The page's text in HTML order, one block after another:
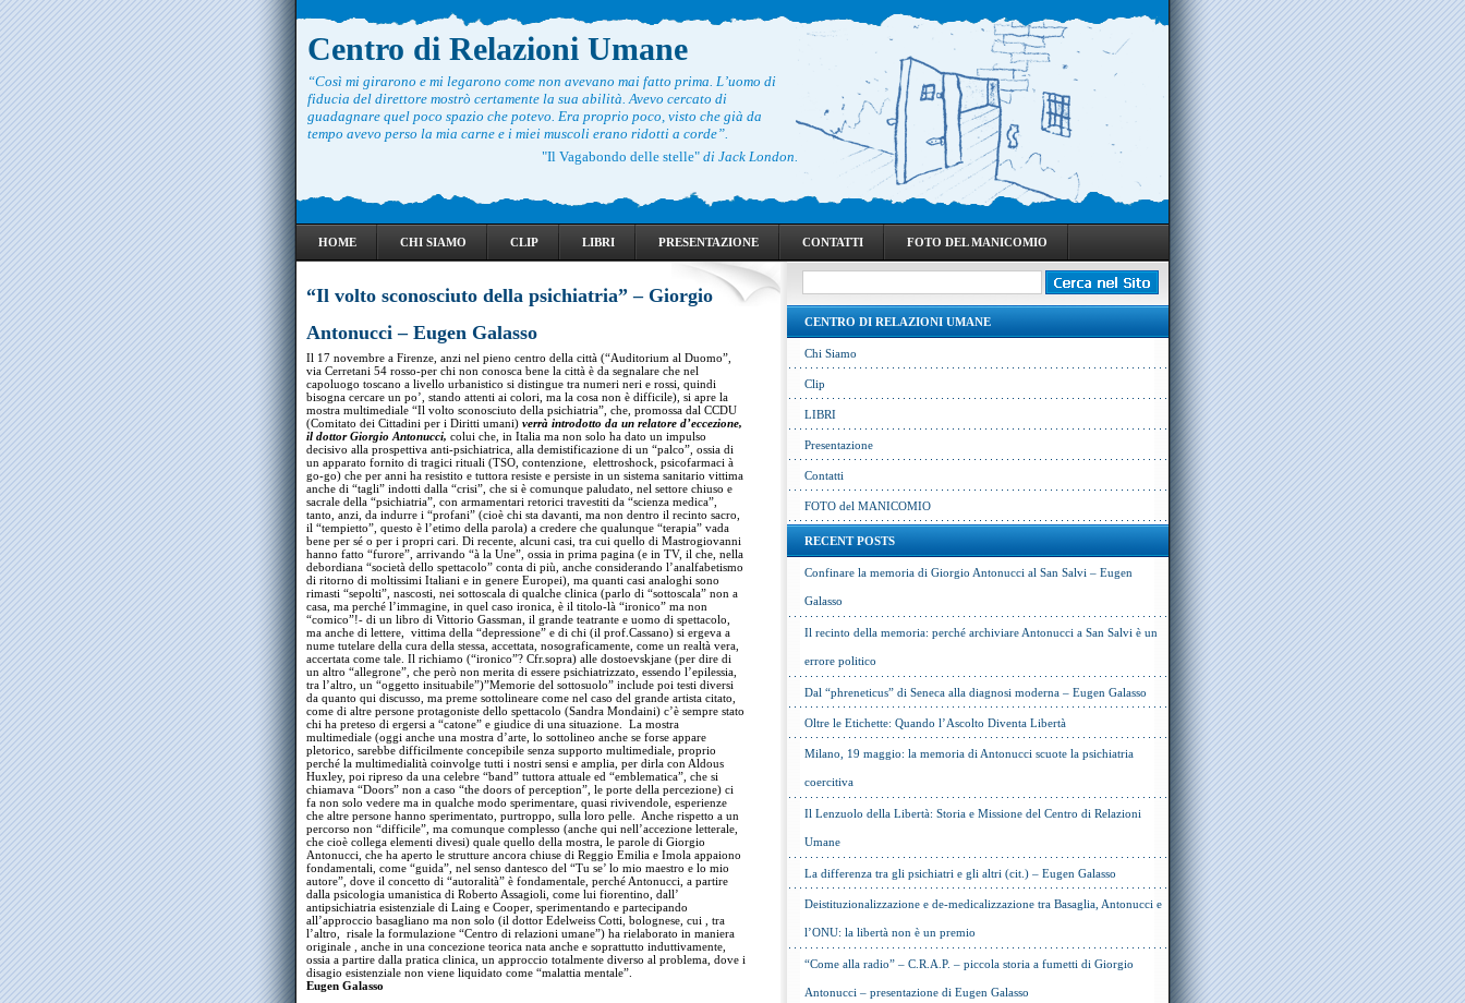
Centro di Relazioni Umane
“Così mi girarono e mi legarono come non avevano mai fatto prima. L’uomo di
fiducia del direttore mostrò certamente la sua abilità. Avevo cercato di
guadagnare quel poco spazio che potevo. Era proprio poco, visto che già da
tempo avevo perso la mia carne e i miei muscoli erano ridotti a corde”.
"Il Vagabondo delle stelle" di Jack London.
HOME CHI SIAMO CLIP LIBRI PRESENTAZIONE CONTATTI FOTO DEL MANICOMIO
“Il volto sconosciuto della psichiatria” – Giorgio
Antonucci – Eugen Galasso
Il 17 novembre a Firenze, anzi nel pieno centro della città (“Auditorium al Duomo”,
via Cerretani 54 rosso-per chi non conosca bene la città è da segnalare che nel
capoluogo toscano a livello urbanistico si distingue tra numeri neri e rossi, quindi
bisogna cercare un po’, stando attenti ai colori, ma la cosa non è difficile), si apre la
mostra multimediale “Il volto sconosciuto della psichiatria”, che, promossa dal CCDU
(Comitato dei Cittadini per i Diritti umani) verrà introdotto da un relatore d’eccezione,
il dottor Giorgio Antonucci, colui che, in Italia ma non solo ha dato un impulso
decisivo alla prospettiva anti-psichiatrica, alla demistificazione di un “palco”, ossia di
un apparato fornito di tragici rituali (TSO, contenzione, elettroshock, psicofarmaci à
go-go) che per anni ha resistito e tuttora resiste e persiste in un sistema sanitario vittima
anche di “tagli” indotti dalla “crisi”, che si è comunque paludato, nel settore chiuso e
sacrale della “psichiatria”, con armamentari retorici travestiti da “scienza medica”,
tanto, anzi, da indurre i “profani” (cioè chi sta davanti, ma non dentro il recinto sacro,
il “tempietto”, questo è l’etimo della parola) a credere che qualunque “terapia” vada
bene per sé o per i propri cari. Di recente, alcuni casi, tra cui quello di Mastrogiovanni
hanno fatto “furore”, arrivando “à la Une”, ossia in prima pagina (e in TV, il che, nella
debordiana “società dello spettacolo” conta di più, anche considerando l’analfabetismo
di ritorno di moltissimi Italiani e in genere Europei), ma quanti casi analoghi sono
rimasti “sepolti”, nascosti, nei sottoscala di qualche clinica (parlo di “sottoscala” non a
casa, ma perché l’immagine, in quel caso ironica, è il titolo-là “ironico” ma non
“comico”!- di un libro di Vittorio Gassman, il grande teatrante e uomo di spettacolo,
ma anche di lettere, vittima della “depressione” e di chi (il prof.Cassano) si ergeva a
nume tutelare della cura della stessa, accettata, nosograficamente, come un realtà vera,
accertata come tale. Il richiamo (“ironico”? Cfr.sopra) alle dostoevskjane (per dire di
un altro “allegrone”, che però non merita di essere psichiatrizzato, essendo l’epilessia,
tra l’altro, un “oggetto insituabile”)”Memorie del sottosuolo” include poi testi diversi
da quanto qui discusso, ma preme sottolineare come nel caso del grande artista citato,
come di altre persone protagoniste dello spettacolo (Sandra Mondaini) c’è sempre stato
chi ha preteso di ergersi a “catone” e giudice di una situazione. La mostra
multimediale (oggi anche una mostra d’arte, lo sottolineo anche se forse appare
pletorico, sarebbe difficilmente concepibile senza supporto multimediale, proprio
perché la multimedialità coinvolge tutti i nostri sensi e amplia, per dirla con Aldous
Huxley, poi ripreso da una celebre “band” tuttora attuale ed “emblematica”, che si
chiamava “Doors” non a caso “the doors of perception”, le porte della percezione) ci
fa non solo vedere ma in qualche modo sperimentare, quasi rivivendole, esperienze
che altre persone hanno sperimentato, purtroppo, sulla loro pelle. Anche rispetto a un
percorso non “difficile”, ma comunque complesso (anche qui nell’accezione letterale,
che cioè collega elementi divesi) quale quello della mostra, le parole di Giorgio
Antonucci, che ha aperto le strutture ancora chiuse di Reggio Emilia e Imola appaiono
fondamentali, come “guida”, nel senso dantesco del “Tu se’ lo mio maestro e lo mio
autore”, dove il concetto di “autoralità” è fondamentale, perché Antonucci, a partire
dalla psicologia umanistica di Roberto Assagioli, come lui fiorentino, dall’
antipsichiatria esistenziale di Laing e Cooper, sperimentando e partecipando
all’approccio basagliano ma non solo (il dottor Edelweiss Cotti, bolognese, cui , tra
l’altro, risale la formulazione “Centro di relazioni umane”) ha rielaborato in maniera
originale , anche in una concezione teorica nata anche e soprattutto induttivamente,
ossia a partire dalla pratica clinica, un approccio totalmente diverso al problema, dove i
disagio esistenziale non viene liquidato come “malattia mentale”.
Eugen Galasso
CENTRO DI RELAZIONI UMANE
Chi Siamo
Clip
LIBRI
Presentazione
Contatti
FOTO del MANICOMIO
RECENT POSTS
Confinare la memoria di Giorgio Antonucci al San Salvi – Eugen
Galasso
Il recinto della memoria: perché archiviare Antonucci a San Salvi è un
errore politico
Dal “phreneticus” di Seneca alla diagnosi moderna – Eugen Galasso
Oltre le Etichette: Quando l’Ascolto Diventa Libertà
Milano, 19 maggio: la memoria di Antonucci scuote la psichiatria
coercitiva
Il Lenzuolo della Libertà: Storia e Missione del Centro di Relazioni
Umane
La differenza tra gli psichiatri e gli altri (cit.) – Eugen Galasso
Deistituzionalizzazione e de-medicalizzazione tra Basaglia, Antonucci e
l’ONU: la libertà non è un premio
“Come alla radio” – C.R.A.P. – piccola storia a fumetti di Giorgio
Antonucci – presentazione di Eugen Galasso